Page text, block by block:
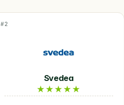
#2
Svedea
★★★★★